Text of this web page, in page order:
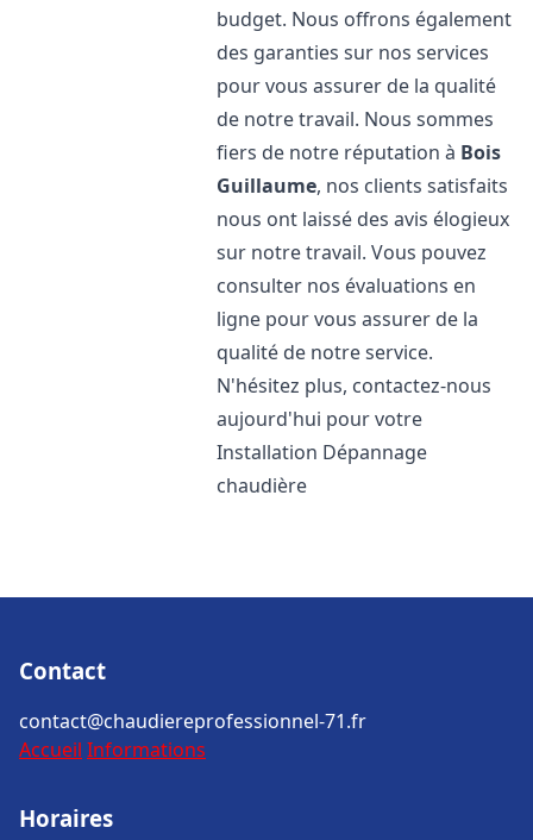
budget. Nous offrons également
des garanties sur nos services
pour vous assurer de la qualité
de notre travail. Nous sommes
fiers de notre réputation à Bois
Guillaume, nos clients satisfaits
nous ont laissé des avis élogieux
sur notre travail. Vous pouvez
consulter nos évaluations en
ligne pour vous assurer de la
qualité de notre service.
N'hésitez plus, contactez-nous
aujourd'hui pour votre
Installation Dépannage
chaudière
Contact
contact@chaudiereprofessionnel-71.fr
Accueil Informations
Horaires